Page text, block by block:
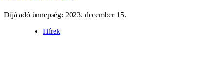
Díjátadó ünnepség: 2023. december 15.
Hírek